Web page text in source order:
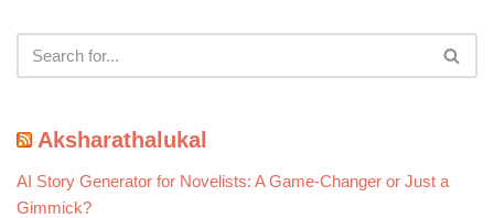
Aksharathalukal
AI Story Generator for Novelists: A Game-Changer or Just a
Gimmick?